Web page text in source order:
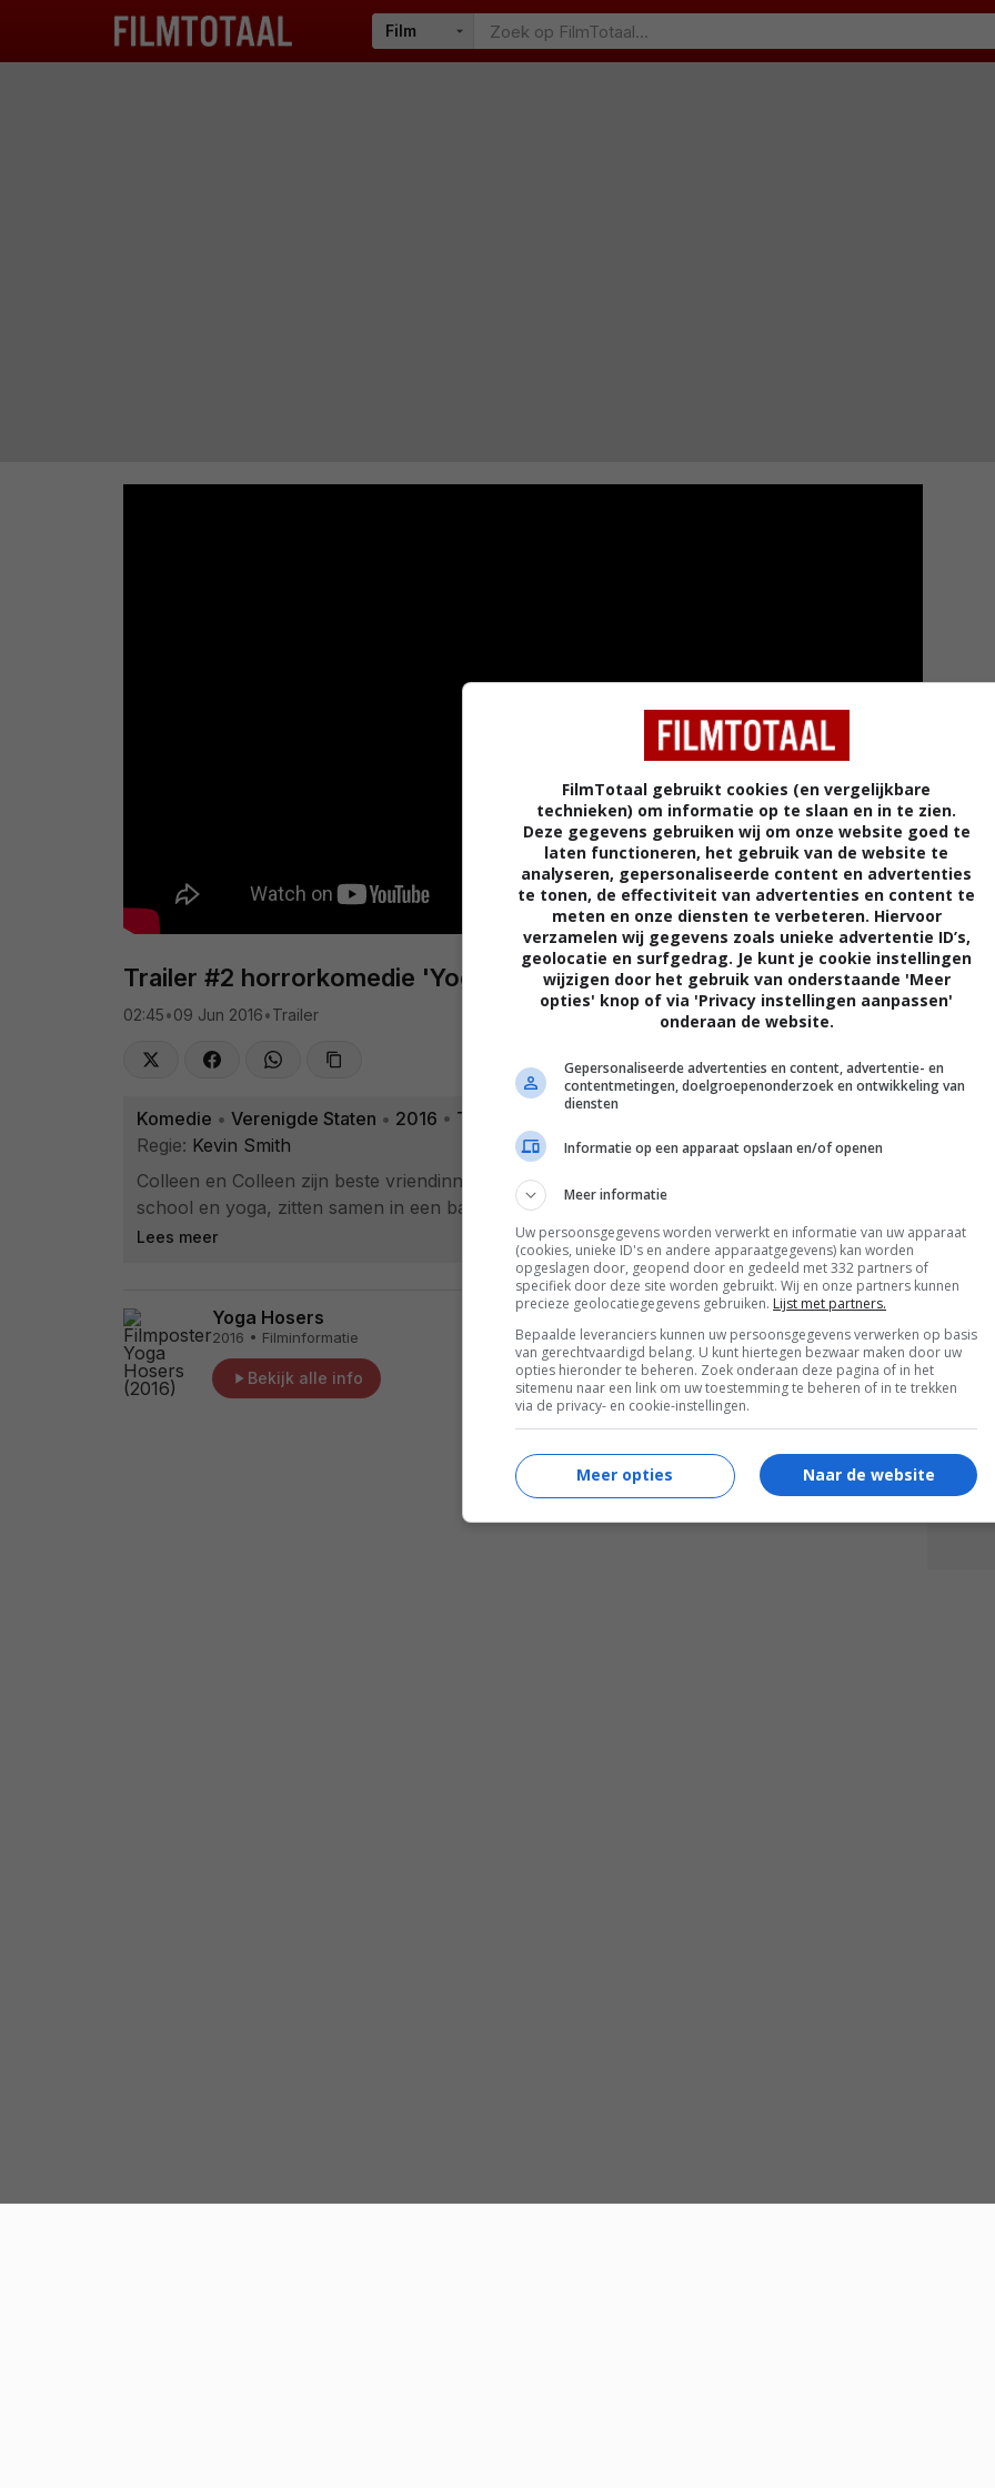
Trailer #2 horrorkomedie 'Yoga Hosers': "Sorry aboot that."
02:45•09 Jun 2016•Trailer
Komedie • Verenigde Staten • 2016 • Trailer
Regie: Kevin Smith
Colleen en Colleen zijn beste vriendinnen en ze doen alles samen. Ze gaan samen naar
school en yoga, zitten samen in een band en werken samen in een s...
Lees meer
Yoga Hosers
2016 • Filminformatie
Bekijk alle info
Meer
FilmTotaal gebruikt cookies (en vergelijkbare
technieken) om informatie op te slaan en in te zien.
Deze gegevens gebruiken wij om onze website goed te
laten functioneren, het gebruik van de website te
analyseren, gepersonaliseerde content en advertenties
te tonen, de effectiviteit van advertenties en content te
meten en onze diensten te verbeteren. Hiervoor
verzamelen wij gegevens zoals unieke advertentie ID’s,
geolocatie en surfgedrag. Je kunt je cookie instellingen
wijzigen door het gebruik van onderstaande 'Meer
opties' knop of via 'Privacy instellingen aanpassen'
onderaan de website.
Gepersonaliseerde advertenties en content, advertentie- en
contentmetingen, doelgroepenonderzoek en ontwikkeling van
diensten
Informatie op een apparaat opslaan en/of openen
Meer informatie
Uw persoonsgegevens worden verwerkt en informatie van uw apparaat
(cookies, unieke ID's en andere apparaatgegevens) kan worden
opgeslagen door, geopend door en gedeeld met 332 partners of
specifiek door deze site worden gebruikt. Wij en onze partners kunnen
precieze geolocatiegegevens gebruiken. Lijst met partners.
Bepaalde leveranciers kunnen uw persoonsgegevens verwerken op basis
van gerechtvaardigd belang. U kunt hiertegen bezwaar maken door uw
opties hieronder te beheren. Zoek onderaan deze pagina of in het
sitemenu naar een link om uw toestemming te beheren of in te trekken
via de privacy- en cookie-instellingen.
Naar de website
Meer opties